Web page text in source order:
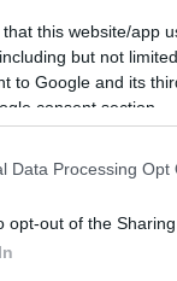
that this website/app
but not
to Google and its
consent section.
Data Processing Opt
opt-out of the
Ezt gyakran kötik
ideje
egy hosszú nap